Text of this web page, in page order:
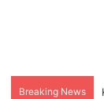
Breaking News